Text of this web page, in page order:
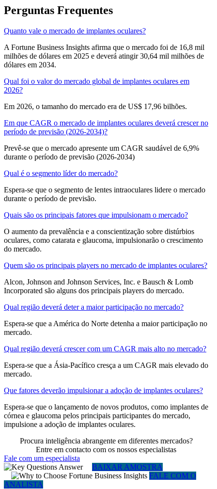
Perguntas Frequentes
Quanto vale o mercado de implantes oculares?
A Fortune Business Insights afirma que o mercado foi de 16,8 mil
milhões de dólares em 2025 e deverá atingir 30,64 mil milhões de
dólares em 2034.
Qual foi o valor do mercado global de implantes oculares em
2026?
Em 2026, o tamanho do mercado era de US$ 17,96 bilhões.
Em que CAGR o mercado de implantes oculares deverá crescer no
período de previsão (2026-2034)?
Prevê-se que o mercado apresente um CAGR saudável de 6,9%
durante o período de previsão (2026-2034)
Qual é o segmento líder do mercado?
Espera-se que o segmento de lentes intraoculares lidere o mercado
durante o período de previsão.
Quais são os principais fatores que impulsionam o mercado?
O aumento da prevalência e a conscientização sobre distúrbios
oculares, como catarata e glaucoma, impulsionarão o crescimento
do mercado.
Quem são os principais players no mercado de implantes oculares?
Alcon, Johnson and Johnson Services, Inc. e Bausch & Lomb
Incorporated são alguns dos principais players do mercado.
Qual região deverá deter a maior participação no mercado?
Espera-se que a América do Norte detenha a maior participação no
mercado.
Qual região deverá crescer com um CAGR mais alto no mercado?
Espera-se que a Ásia-Pacífico cresça a um CAGR mais elevado do
mercado.
Que fatores deverão impulsionar a adoção de implantes oculares?
Espera-se que o lançamento de novos produtos, como implantes de
córnea e glaucoma pelos principais participantes do mercado,
impulsione a adoção de implantes oculares.
Procura inteligência abrangente em diferentes mercados?
Entre em contacto com os nossos especialistas
Fale com um especialista
BAIXAR AMOSTRA
FALE COM O
ANALISTA